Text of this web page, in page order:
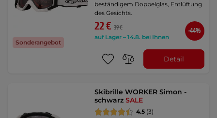
Sonderangebot
beständigem Doppelglas, Entlüftung
des Gesichts.
22 € 39 €
auf Lager – 14.8. bei Ihnen
-44%
Detail
Skibrille WORKER Simon -
schwarzSALE
4.5 (3)